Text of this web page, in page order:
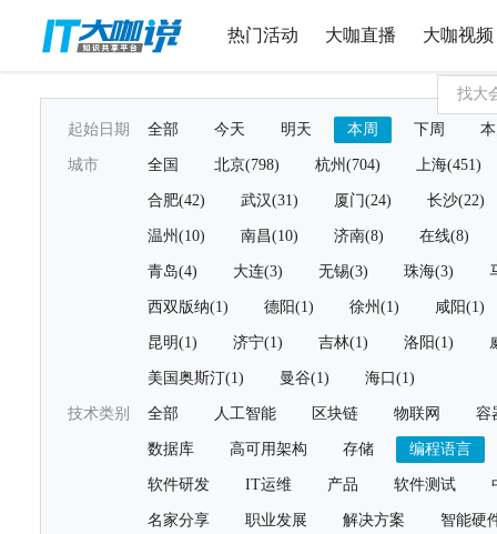
热门活动 大咖直播 大咖视频
起始日期 全部 今天 明天 本周 下周
城市 全国 北京(798) 杭州(704) 上海(451)
合肥(42) 武汉(31) 厦门(24) 长沙(22)
温州(10) 南昌(10) 济南(8) 在线(8)
青岛(4) 大连(3) 无锡(3) 珠海(3)
西双版纳(1) 德阳(1) 徐州(1) 咸阳(1)
昆明(1) 济宁(1) 吉林(1) 洛阳(1)
美国奥斯汀(1) 曼谷(1) 海口(1)
技术类别 全部 人工智能 区块链 物联网 容
数据库 高可用架构 存储 编程语言
软件研发 IT运维 产品 软件测试
名家分享 职业发展 解决方案 智能硬